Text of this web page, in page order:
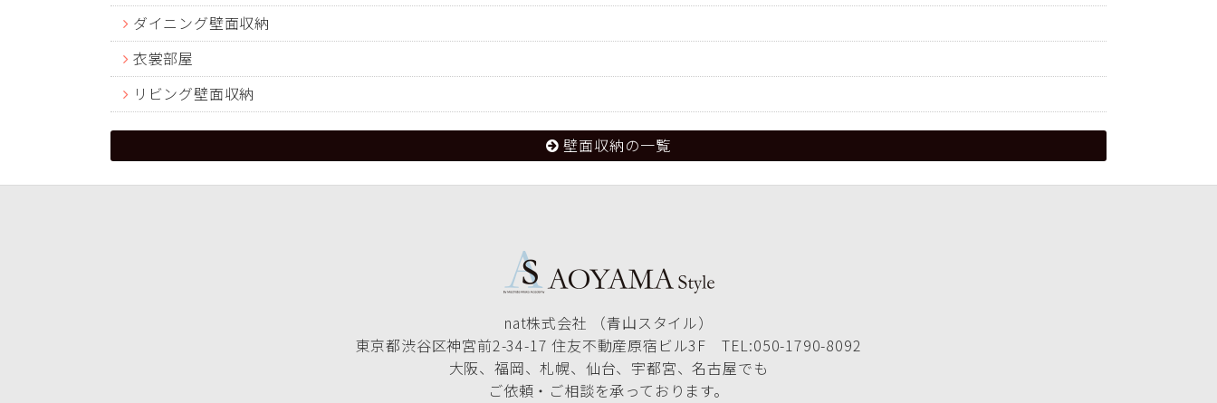
ダイニング壁面収納
衣裳部屋
リビング壁面収納
壁面収納の一覧
nat株式会社 （青山スタイル）
東京都渋谷区神宮前2-34-17 住友不動産原宿ビル3F TEL:050-1790-8092
大阪、福岡、札幌、仙台、宇都宮、名古屋でも
ご依頼・ご相談を承っております。